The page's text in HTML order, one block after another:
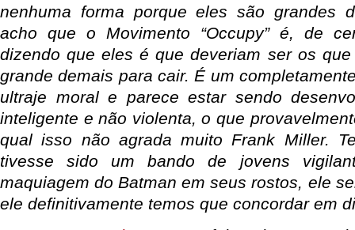
nenhuma forma porque eles são grandes
acho que o Movimento “Occupy” é, de
dizendo que eles é que deveriam ser os
grande demais para cair. É um
ultraje moral e parece estar sendo
inteligente e não violenta, o que
qual isso não agrada muito Frank Miller.
tivesse sido um bando de jovens
maquiagem do Batman em seus rostos, ele
ele definitivamente temos que concordar em